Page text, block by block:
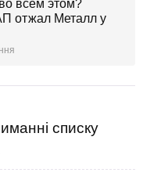
всем этом?
отжал Металл у
списку